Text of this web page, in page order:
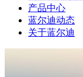
产品中心
蓝尔迪动态
关于蓝尔迪